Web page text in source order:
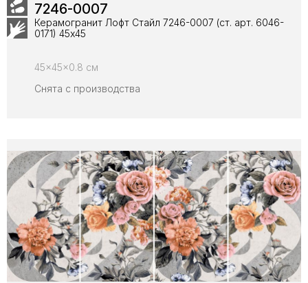
7246-0007
Керамогранит Лофт Стайл 7246-0007 (ст. арт. 6046-
0171) 45х45
45x45x0.8 см
Снята с производства